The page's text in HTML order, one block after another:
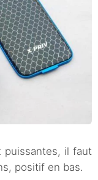
puissantes, il faut
positif en bas.